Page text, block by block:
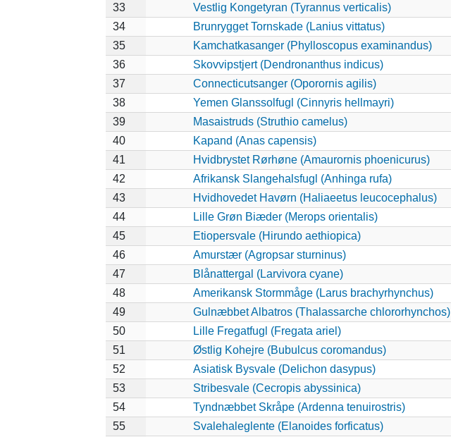
33
Vestlig Kongetyran (Tyrannus verticalis)
34
Brunrygget Tornskade (Lanius vittatus)
35
Kamchatkasanger (Phylloscopus examinandus)
36
Skovvipstjert (Dendronanthus indicus)
37
Connecticutsanger (Oporornis agilis)
38
Yemen Glanssolfugl (Cinnyris hellmayri)
39
Masaistruds (Struthio camelus)
40
Kapand (Anas capensis)
41
Hvidbrystet Rørhøne (Amaurornis phoenicurus)
42
Afrikansk Slangehalsfugl (Anhinga rufa)
43
Hvidhovedet Havørn (Haliaeetus leucocephalus)
44
Lille Grøn Biæder (Merops orientalis)
45
Etiopersvale (Hirundo aethiopica)
46
Amurstær (Agropsar sturninus)
47
Blånattergal (Larvivora cyane)
48
Amerikansk Stormmåge (Larus brachyrhynchus)
49
Gulnæbbet Albatros (Thalassarche chlororhynchos)
50
Lille Fregatfugl (Fregata ariel)
51
Østlig Kohejre (Bubulcus coromandus)
52
Asiatisk Bysvale (Delichon dasypus)
53
Stribesvale (Cecropis abyssinica)
54
Tyndnæbbet Skråpe (Ardenna tenuirostris)
55
Svalehaleglente (Elanoides forficatus)